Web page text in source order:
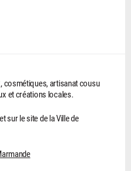
cosmétiques, artisanat cousu
et créations locales.
sur le site de la Ville de